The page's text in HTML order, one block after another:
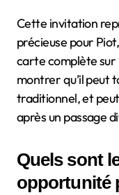
Cette invitation
précieuse pour
carte complète sur
montrer qu’il peut
traditionnel, et
après un passage
Quels sont
opportunité